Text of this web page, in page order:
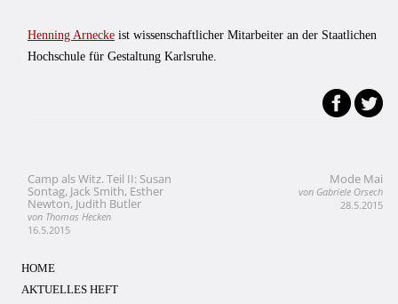
Henning Arnecke ist wissenschaftlicher Mitarbeiter an der Staatlichen
Hochschule für Gestaltung Karlsruhe.
Beitragsnavigation
Camp als Witz. Teil II: Susan
Sontag, Jack Smith, Esther
Newton, Judith Butler
von Thomas Hecken
16.5.2015
Mode Mai
von Gabriele Orsech
28.5.2015
HOME
AKTUELLES HEFT